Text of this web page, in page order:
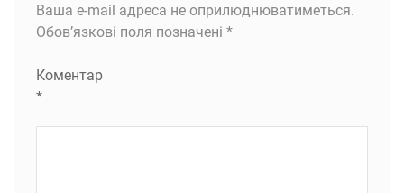
Ваша e-mail адреса не оприлюднюватиметься.
Обов’язкові поля позначені *
Коментар
*